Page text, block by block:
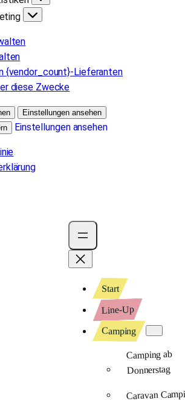
{vendor_count}-Lieferanten
diese Zwecke
Einstellungen ansehen
Einstellungen ansehen
Start
Line-Up
Camping
Camping ab
Donnerstag
Caravan